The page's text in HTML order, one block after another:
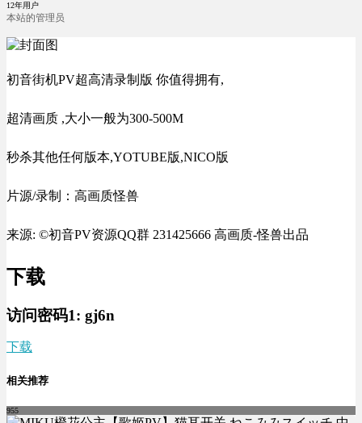
12年用户
本站的管理员
初音街机PV超高清录制版 你值得拥有,
超清画质 ,大小一般为300-500M
秒杀其他任何版本,YOTUBE版,NICO版
片源/录制：高画质怪兽
来源: ©初音PV资源QQ群 231425666 高画质-怪兽出品
下载
访问密码1: gj6n
下载
相关推荐
955